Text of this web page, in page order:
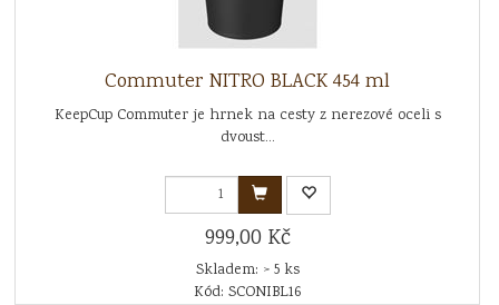
Commuter NITRO BLACK 454 ml
KeepCup Commuter je hrnek na cesty z nerezové oceli s
dvoust...
999,00 Kč
Skladem: > 5 ks
Kód: SCONIBL16